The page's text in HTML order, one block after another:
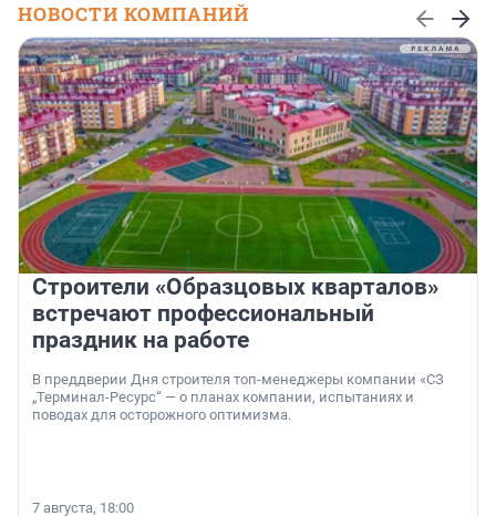
НОВОСТИ КОМПАНИЙ
Строители «Образцовых кварталов»
встречают профессиональный
праздник на работе
В преддверии Дня строителя топ-менеджеры компании «СЗ
„Терминал-Ресурс“ — о планах компании, испытаниях и
поводах для осторожного оптимизма.
7 августа, 18:00